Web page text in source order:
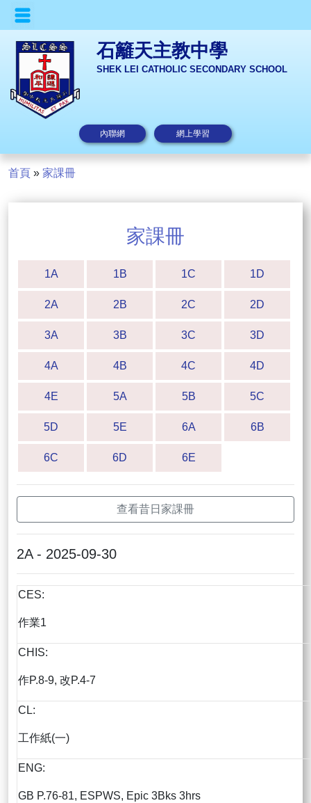
石籬天主教中學
SHEK LEI CATHOLIC SECONDARY SCHOOL
內聯網 網上學習
首頁 » 家課冊
家課冊
1A 1B 1C 1D
2A 2B 2C 2D
3A 3B 3C 3D
4A 4B 4C 4D
4E 5A 5B 5C
5D 5E 6A 6B
6C 6D 6E
查看昔日家課冊
2A - 2025-09-30
CES:
作業1
CHIS:
作P.8-9, 改P.4-7
CL:
工作紙(一)
ENG:
GB P.76-81, ESPWS, Epic 3Bks 3hrs